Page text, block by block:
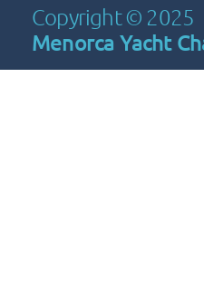
Copyright © 2025
Menorca Yacht